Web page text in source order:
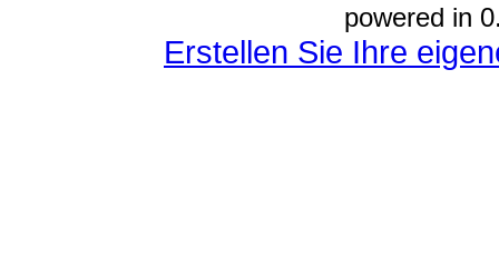
powered in
Erstellen Sie Ihre